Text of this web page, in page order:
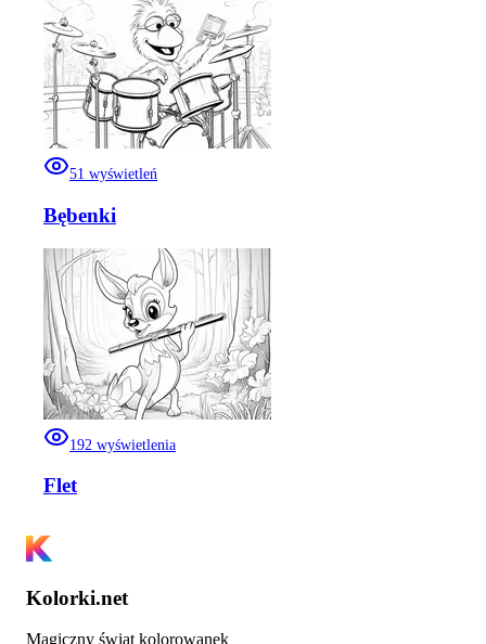
51 wyświetleń
Bębenki
192 wyświetlenia
Flet
Kolorki.net
Magiczny świat kolorowanek